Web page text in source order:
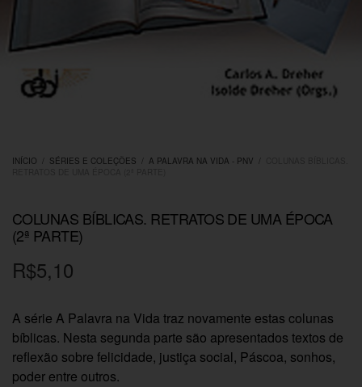
INÍCIO SÉRIES E COLEÇÕES A PALAVRA NA VIDA - PNV
COLUNAS BÍBLICAS. RETRATOS DE UMA ÉPOCA
(2ª PARTE)
R$5,10
A série A Palavra na Vida traz novamente estas colunas
bíblicas. Nesta segunda parte são apresentados textos de
reflexão sobre felicidade, justiça social, Páscoa, sonhos,
poder entre outros.